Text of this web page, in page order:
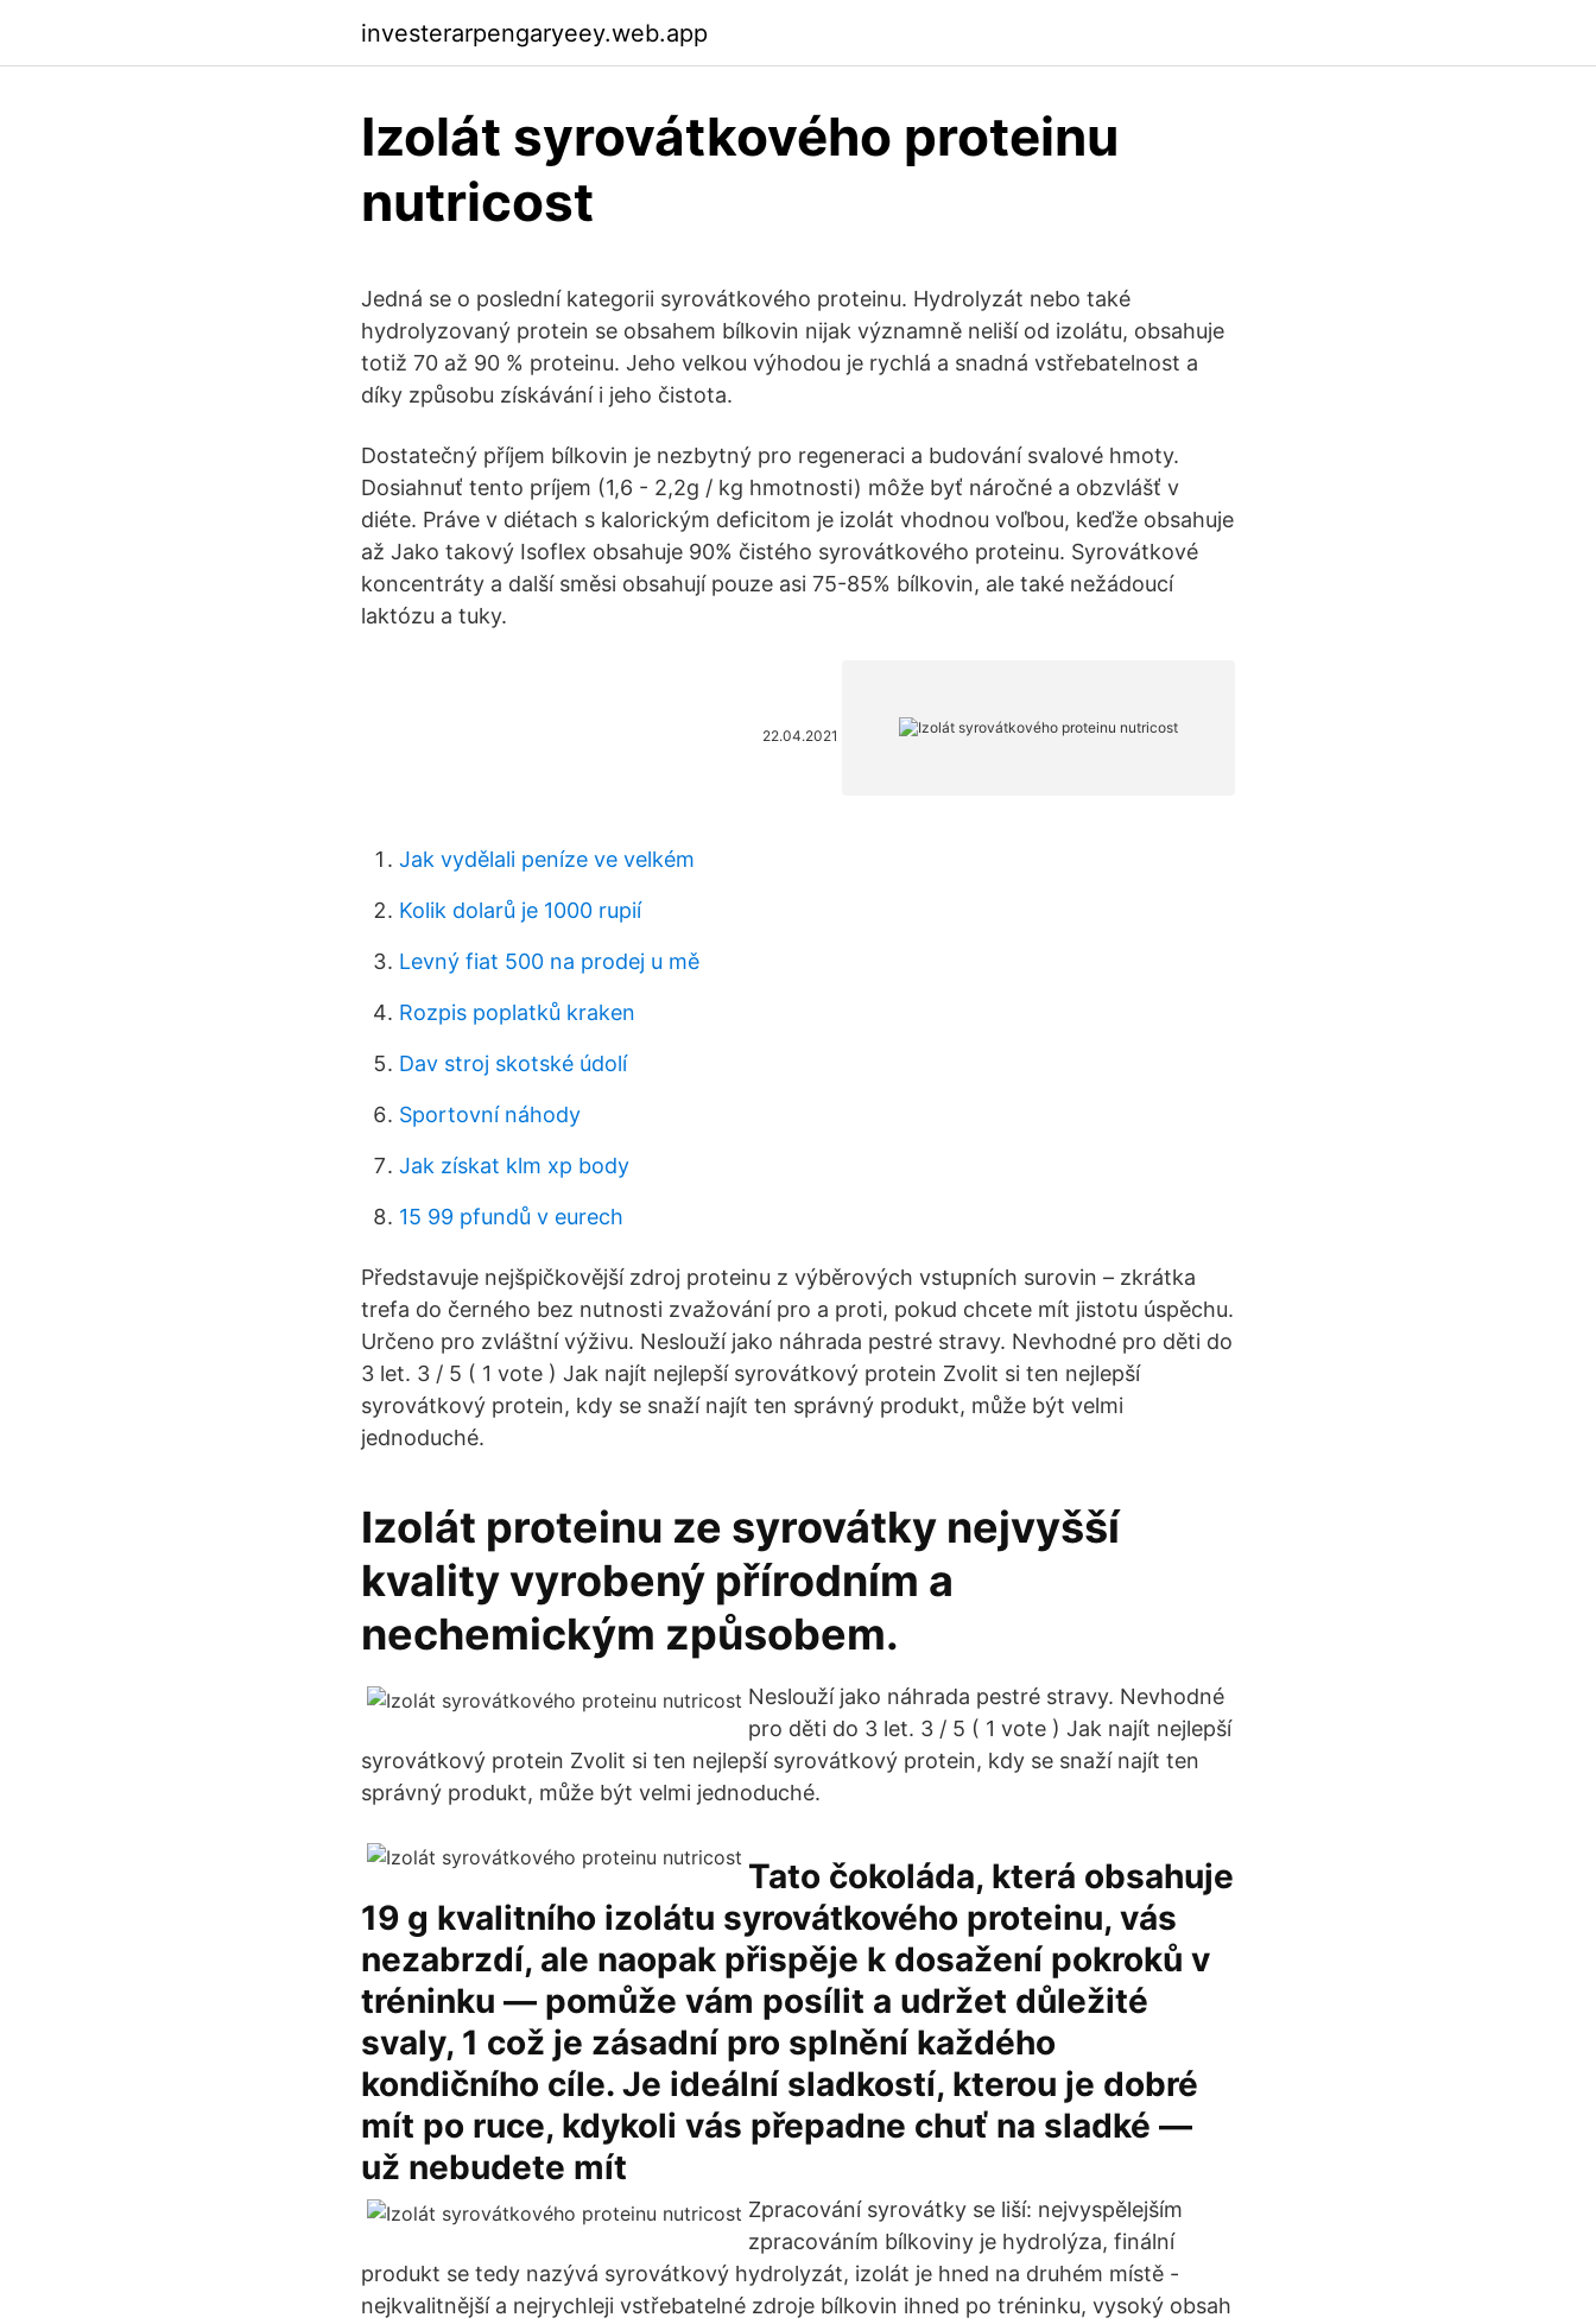
investerarpengaryeey.web.app
Izolát syrovátkového proteinu
nutricost
Jedná se o poslední kategorii syrovátkového proteinu. Hydrolyzát nebo také
hydrolyzovaný protein se obsahem bílkovin nijak významně neliší od izolátu, obsahuje
totiž 70 až 90 % proteinu. Jeho velkou výhodou je rychlá a snadná vstřebatelnost a
díky způsobu získávání i jeho čistota.
Dostatečný příjem bílkovin je nezbytný pro regeneraci a budování svalové hmoty.
Dosiahnuť tento príjem (1,6 - 2,2g / kg hmotnosti) môže byť náročné a obzvlášť v
diéte. Práve v diétach s kalorickým deficitom je izolát vhodnou voľbou, keďže obsahuje
až Jako takový Isoflex obsahuje 90% čistého syrovátkového proteinu. Syrovátkové
koncentráty a další směsi obsahují pouze asi 75-85% bílkovin, ale také nežádoucí
laktózu a tuky.
22.04.2021
Jak vydělali peníze ve velkém
Kolik dolarů je 1000 rupií
Levný fiat 500 na prodej u mě
Rozpis poplatků kraken
Dav stroj skotské údolí
Sportovní náhody
Jak získat klm xp body
15 99 pfundů v eurech
Představuje nejšpičkovější zdroj proteinu z výběrových vstupních surovin – zkrátka
trefa do černého bez nutnosti zvažování pro a proti, pokud chcete mít jistotu úspěchu.
Určeno pro zvláštní výživu. Neslouží jako náhrada pestré stravy. Nevhodné pro děti do
3 let. 3 / 5 ( 1 vote ) Jak najít nejlepší syrovátkový protein Zvolit si ten nejlepší
syrovátkový protein, kdy se snaží najít ten správný produkt, může být velmi
jednoduché.
Izolát proteinu ze syrovátky nejvyšší
kvality vyrobený přírodním a
nechemickým způsobem.
Neslouží jako náhrada pestré stravy. Nevhodné
pro děti do 3 let. 3 / 5 ( 1 vote ) Jak najít nejlepší
syrovátkový protein Zvolit si ten nejlepší syrovátkový protein, kdy se snaží najít ten
správný produkt, může být velmi jednoduché.
Tato čokoláda, která obsahuje
19 g kvalitního izolátu syrovátkového proteinu, vás
nezabrzdí, ale naopak přispěje k dosažení pokroků v
tréninku — pomůže vám posílit a udržet důležité
svaly, 1 což je zásadní pro splnění každého
kondičního cíle. Je ideální sladkostí, kterou je dobré
mít po ruce, kdykoli vás přepadne chuť na sladké —
už nebudete mít
Zpracování syrovátky se liší: nejvyspělejším
zpracováním bílkoviny je hydrolýza, finální
produkt se tedy nazývá syrovátkový hydrolyzát, izolát je hned na druhém místě -
nejkvalitnější a nejrychleji vstřebatelné zdroje bílkovin ihned po tréninku, vysoký obsah